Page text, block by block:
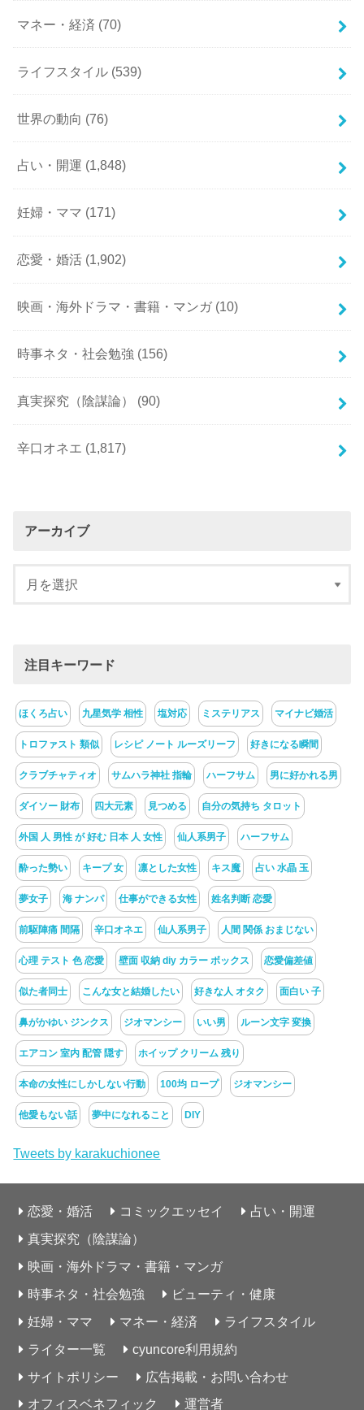
マネー・経済 (70)
ライフスタイル (539)
世界の動向 (76)
占い・開運 (1,848)
妊婦・ママ (171)
恋愛・婚活 (1,902)
映画・海外ドラマ・書籍・マンガ (10)
時事ネタ・社会勉強 (156)
真実探究（陰謀論） (90)
辛口オネエ (1,817)
アーカイブ
注目キーワード
ほくろ占い 九星気学 相性 塩対応 ミステリアス マイナビ婚活
トロファスト 類似 レシピ ノート ルーズリーフ 好きになる瞬間
クラブチャティオ サムハラ神社 指輪 ハーフサム 男に好かれる男
ダイソー 財布 四大元素 見つめる 自分の気持ち タロット
外国 人 男性 が 好む 日本 人 女性 仙人系男子 ハーフサム
酔った勢い キープ 女 凛とした女性 キス魔 占い 水晶 玉
夢女子 海 ナンパ 仕事ができる女性 姓名判断 恋愛
前駆陣痛 間隔 辛口オネエ 仙人系男子 人間 関係 おまじない
心理 テスト 色 恋愛 壁面 収納 diy カラー ボックス 恋愛偏差値
似た者同士 こんな女と結婚したい 好きな人 オタク 面白い 子
鼻がかゆい ジンクス ジオマンシー いい男 ルーン文字 変換
エアコン 室内 配管 隠す ホイップ クリーム 残り
本命の女性にしかしない行動 100均 ロープ ジオマンシー
他愛もない話 夢中になれること DIY
Tweets by karakuchionee
恋愛・婚活 コミックエッセイ
占い・開運
真実探究（陰謀論）
映画・海外ドラマ・書籍・マンガ
時事ネタ・社会勉強
ビューティ・健康
妊婦・ママ
マネー・経済
ライフスタイル
ライター一覧
cyuncore利用規約
サイトポリシー
広告掲載・お問い合わせ
オフィスベネフィック
運営者